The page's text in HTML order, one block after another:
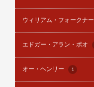
ウィリアム・フォークナー
エドガー・アラン・ポオ
オー・ヘンリー 1